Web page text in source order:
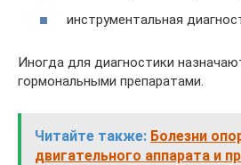
инструментальная
Иногда для диагностики
гормональными препаратами.
Читайте также: Болезни
двигательного аппарата и